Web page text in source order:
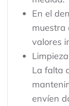
En el
muestra
valores
La falta
envíen